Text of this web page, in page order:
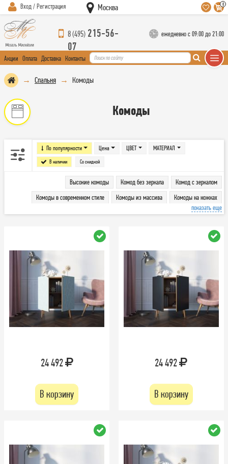
Вход / Регистрация Москва 0
8 (495) 215-56-
07
ежедневно с 09:00 до 21:00
Акции Оплата Доставка Контакты
Спальня Комоды
Комоды
По популярности Цена
В наличии Со скидкой
ЦВЕТ МАТЕРИАЛ
Высокие комоды Комод без зеркала
Комод с зеркалом
Комоды в современном стиле
Комоды из массива
Комоды на ножках
Низкие комоды
Узкие комоды Широкие комоды
показать еще
24 492
В корзину
24 492
В корзину